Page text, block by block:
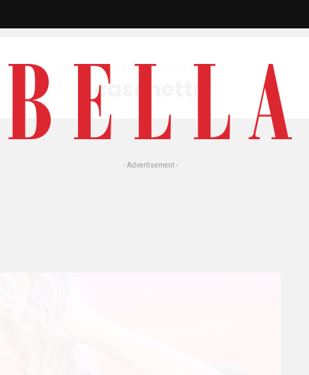
- Advertisement -
HOME » CASCHETTO
caschetto